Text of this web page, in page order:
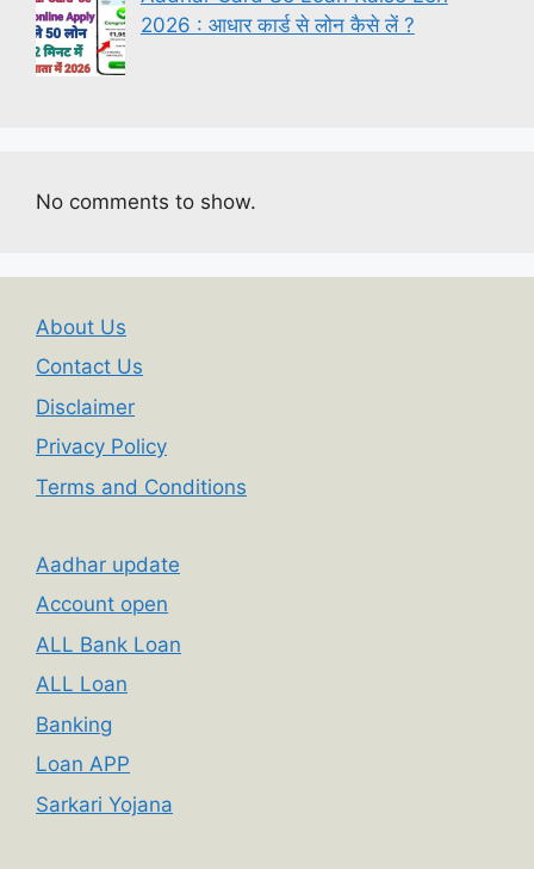
2026 : आधार कार्ड से लोन कैसे लें ?
No comments to show.
About Us
Contact Us
Disclaimer
Privacy Policy
Terms and Conditions
Aadhar update
Account open
ALL Bank Loan
ALL Loan
Banking
Loan APP
Sarkari Yojana